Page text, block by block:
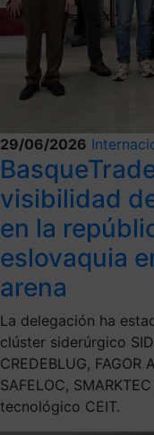
29/06/2026
visibilidad
en la
eslovaquia
arena
La delegación ha
clúster siderúrgico
CREDEBLUG, FAGOR
SAFELOC,
tecnológico CEIT.